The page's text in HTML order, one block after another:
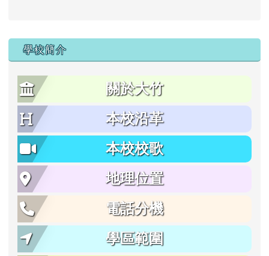
學校簡介
關於大竹
本校沿革
本校校歌
地理位置
電話分機
學區範圍